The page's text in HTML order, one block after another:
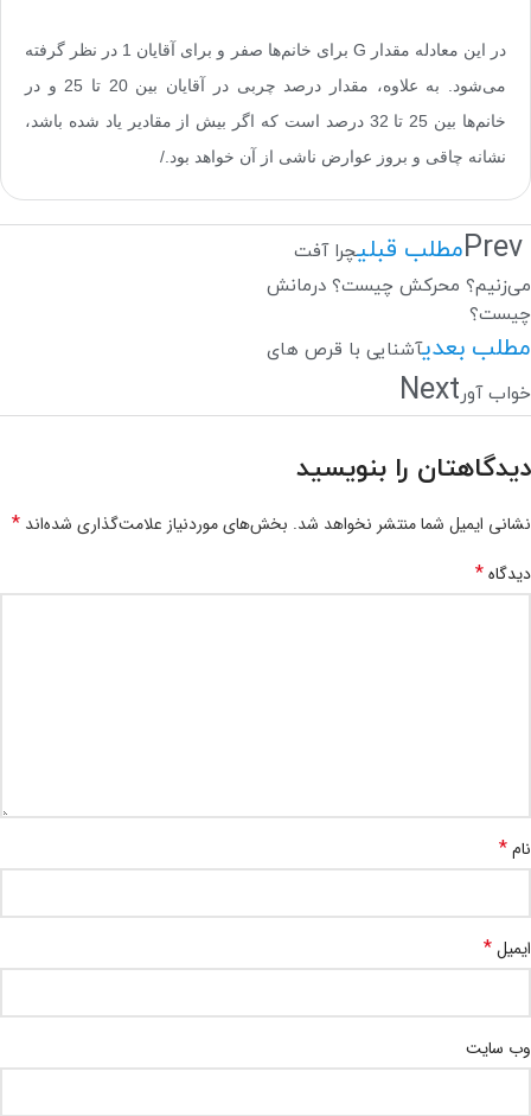
در این معادله مقدار
برای خانم‌ها صفر و برای آقایان 1 در نظر گرفته
می‌شود. به علاوه، مقدار درصد چربی در آقایان بین 20 تا 25 و در
خانم‌ها بین 25 تا 32 درصد است که اگر بیش از مقادیر یاد شده باشد،
نشانه چاقی و بروز عوارض ناشی از آن خواهد بود ./
Prevمطلب قبلیچرا آفت
می‌زنیم؟ محرکش چیست؟ درمانش
چیست؟
مطلب بعدیآشنایی با قرص های
خواب آورNext
دیدگاهتان را بنویسید
نشانی ایمیل شما منتشر نخواهد شد. بخش‌های موردنیاز علامت‌گذاری شده‌اند *
دیدگاه*
نام*
ایمیل*
وب‌ سایت